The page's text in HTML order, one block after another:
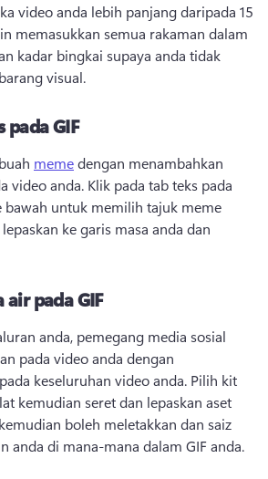
video anda lebih panjang daripada 15
memasukkan semua rakaman dalam
kadar bingkai supaya anda tidak
visual.
pada GIF
meme dengan menambahkan
video anda. Klik pada tab teks pada
bawah untuk memilih tajuk meme
ke garis masa anda dan
pada GIF
anda, pemegang media sosial
pada video anda dengan
pada keseluruhan video anda. Pilih kit
kemudian seret dan lepaskan aset
boleh meletakkan dan saiz
anda di mana-mana dalam GIF anda.